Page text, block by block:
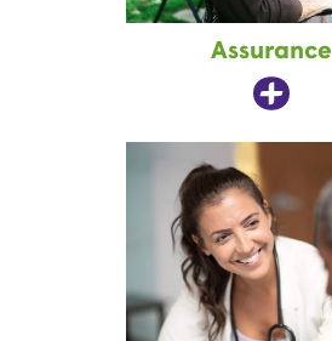
Assurance